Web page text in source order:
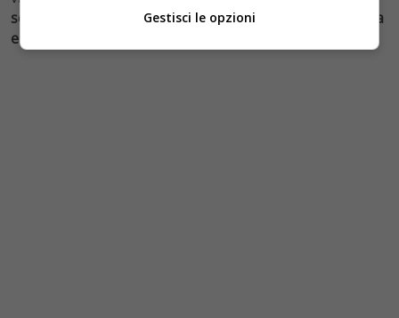
scappare
e Nina la segue nel bosco.Ma la perde di vista
e la ragazza viene uccisa dal killer incappucciato
Gestisci le opzioni